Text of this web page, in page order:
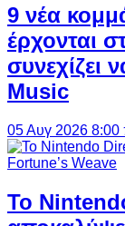
9 νέα
έρχονται
συνεχίζει
Music
05 Αυγ 2026 8:00
Το